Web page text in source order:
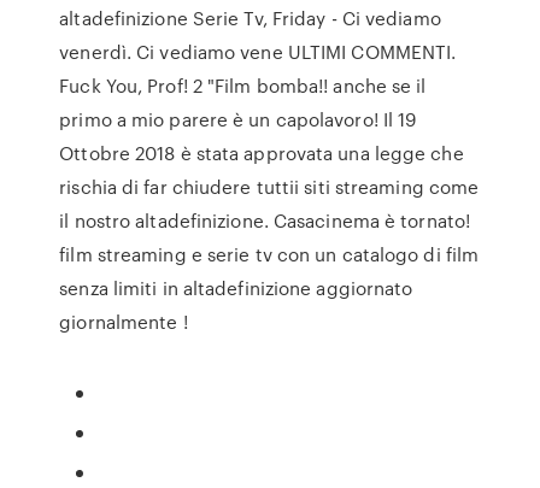
altadefinizione Serie Tv, Friday - Ci vediamo
venerdì. Ci vediamo vene ULTIMI COMMENTI.
Fuck You, Prof! 2 "Film bomba!! anche se il
primo a mio parere è un capolavoro! Il 19
Ottobre 2018 è stata approvata una legge che
rischia di far chiudere tuttii siti streaming come
il nostro altadefinizione. Casacinema è tornato!
film streaming e serie tv con un catalogo di film
senza limiti in altadefinizione aggiornato
giornalmente !